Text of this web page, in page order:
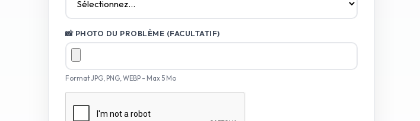
📸 PHOTO DU PROBLÈME (FACULTATIF)
Format JPG, PNG, WEBP - Max 5 Mo